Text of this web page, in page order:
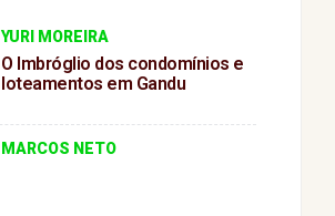
YURI MOREIRA
O Imbróglio dos condomínios e
loteamentos em Gandu
MARCOS NETO